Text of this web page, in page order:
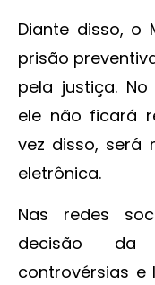
Diante disso, o
prisão
pela justiça.
ele não ficará
vez disso, será
eletrônica.
Nas redes
decisão
controvérsias e